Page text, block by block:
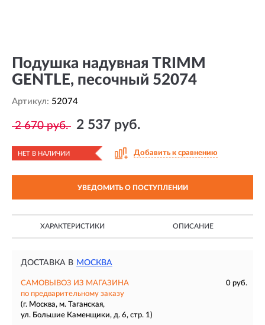
Подушка надувная TRIMM
GENTLE, песочный 52074
Артикул: 52074
2 670 руб. 2 537 руб.
НЕТ В НАЛИЧИИ Добавить к сравнению
УВЕДОМИТЬ О ПОСТУПЛЕНИИ
ХАРАКТЕРИСТИКИ ОПИСАНИЕ
ДОСТАВКА В МОСКВА
САМОВЫВОЗ ИЗ МАГАЗИНА
0 руб.
по предварительному заказу
(г. Москва, м. Таганская,
ул. Большие Каменщики, д. 6, стр. 1)